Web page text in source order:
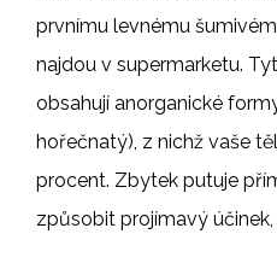
prvnímu levnému
najdou v supermarketu.
obsahují anorganické
hořečnatý), z nichž vaše
procent. Zbytek putuje
způsobit projímavý